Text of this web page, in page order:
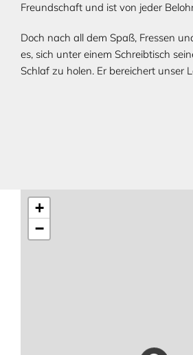
Freundschaft und ist von jeder
Doch nach all dem Spaß, Fressen
es, sich unter einem Schreibtisch
Schlaf zu holen. Er bereichert unser
+
−